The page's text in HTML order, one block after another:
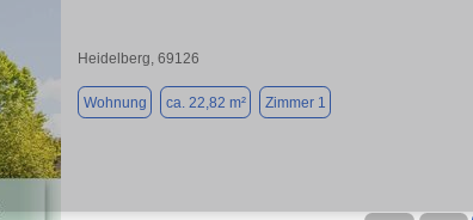
Heidelberg, 69126
Wohnung ca. 22,82 m² Zimmer 1